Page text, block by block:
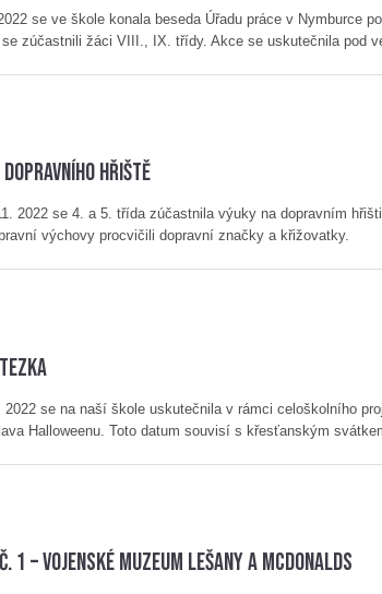
se ve škole konala beseda Úřadu práce v Nymburce
se zúčastnili žáci VIII., IX. třídy. Akce se uskutečnila pod
dopravního hřiště
2022 se 4. a 5. třída zúčastnila výuky na dopravním
výchovy procvičili dopravní značky a křižovatky.
2022 se na naší škole uskutečnila v rámci celoškolního
Halloweenu. Toto datum souvisí s křesťanským
1 – VOJENSKÉ MUZEUM LEŠANY a McDONALDS